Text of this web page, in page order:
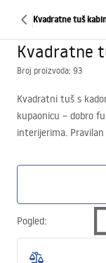
Kvadratne tuš
Kvadratne
Broj proizvoda: 93
Kvadratni tuš s
kupaonicu – dobro
interijerima.
smanjuje rizik od
Ovo rješenje
jednostavna
zahvatima u
Pogled: